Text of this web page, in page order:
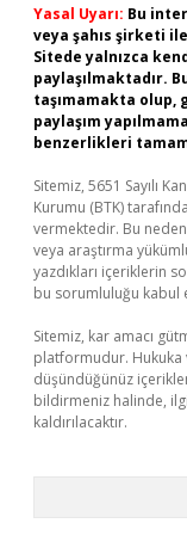
Yasal Uyarı: Bu
veya şahıs şirketi
Sitede yalnızca
paylaşılmaktadır.
taşımamakta olup,
paylaşım
benzerlikleri
Sitemiz, 5651 Sayılı
Kurumu (BTK)
vermektedir. Bu
veya araştırma
yazdıkları içeriklerin
bu sorumluluğu kabul
Sitemiz, kar amacı
platformudur. Hukuka
düşündüğünüz
bildirmeniz halinde,
kaldırılacaktır.